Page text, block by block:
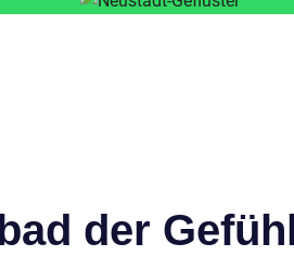
der